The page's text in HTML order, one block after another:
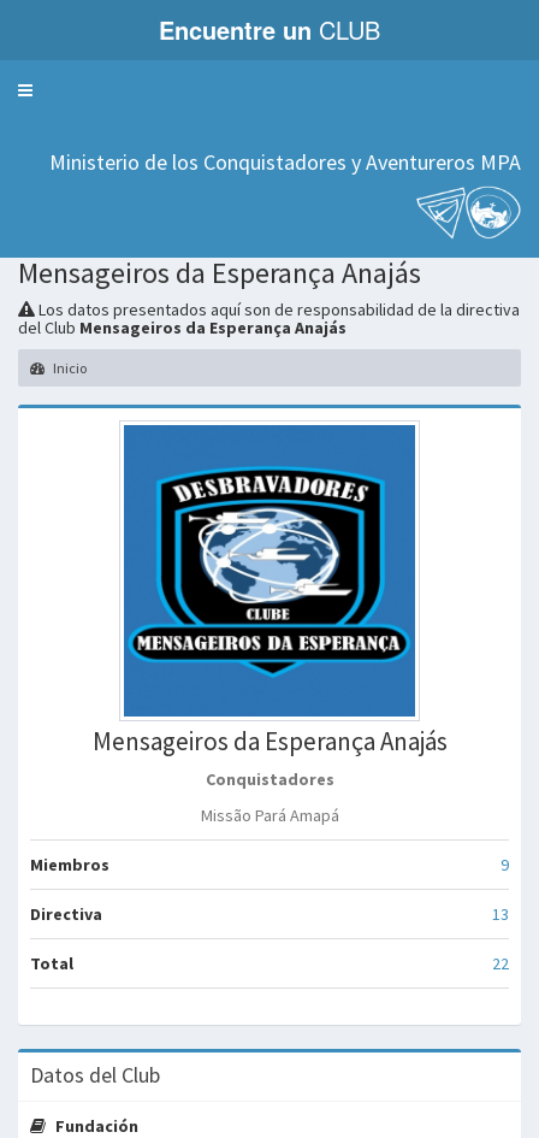
Encuentre un CLUB
Servicios
Ministerio de los Conquistadores y Aventureros MPA
Mensageiros da Esperança Anajás
Los datos presentados aquí son de responsabilidad de la directiva
del Club Mensageiros da Esperança Anajás
Inicio
Mensageiros da Esperança Anajás
Conquistadores
Missão Pará Amapá
Miembros 9
Directiva 13
Total 22
Datos del Club
Fundación